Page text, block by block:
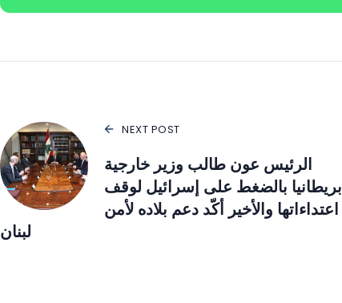
NEXT POST
الرئيس عون طالب وزير خارجية
بريطانيا بالضغط على إسرائيل لوقف
اعتداءاتها والأخير أكّد دعم بلاده لأمن
لبنان